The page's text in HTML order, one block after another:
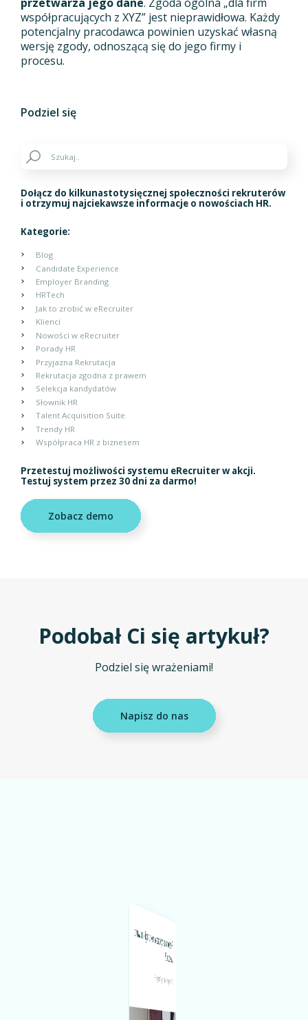
współpracujących z XYZ” jest nieprawidłowa. Każdy
potencjalny pracodawca powinien uzyskać własną
wersję zgody, odnoszącą się do jego firmy i
procesu.
Podziel się
Dołącz do kilkunastotysięcznej społeczności rekruterów
i otrzymuj najciekawsze informacje o nowościach HR.
Kategorie:
Blog
Candidate Experience
Employer Branding
HRTech
Jak to zrobić w eRecruiter
Klienci
Nowości w eRecruiter
Porady HR
Przyjazna Rekrutacja
Rekrutacja zgodna z prawem
Selekcja kandydatów
Słownik HR
Talent Acquisition Suite
Trendy HR
Współpraca HR z biznesem
Przetestuj możliwości systemu eRecruiter w akcji.
Testuj system przez 30 dni za darmo!
Zobacz demo
Podobał Ci się artykuł?
Podziel się wrażeniami!
Napisz do nas
Persona kandydata w rekrutacji – co warto
wiedzieć?
Employer Branding
Porady HR